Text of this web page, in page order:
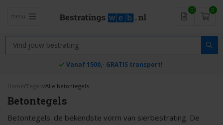
menu
0 0
Vanaf 1500,- GRATIS transport!
Home / Tegels /Alle betontegels
Betontegels
Betontegels: de bekendste vorm van sierbestrating. De